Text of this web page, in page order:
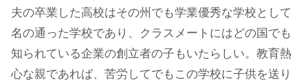
夫の卒業した高校はその州でも学業優秀な学校として
名の通った学校であり、クラスメートにはどの国でも
知られている企業の創立者の子もいたらしい。教育熱
心な親であれば、苦労してでもこの学校に子供を送り